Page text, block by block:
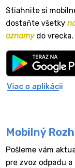
Stiahnite si
dostaňte všetky
oznamydo vrecka.
Viac o aplikácii
Mobilný
Pošleme vám
pre zvoz odpadu